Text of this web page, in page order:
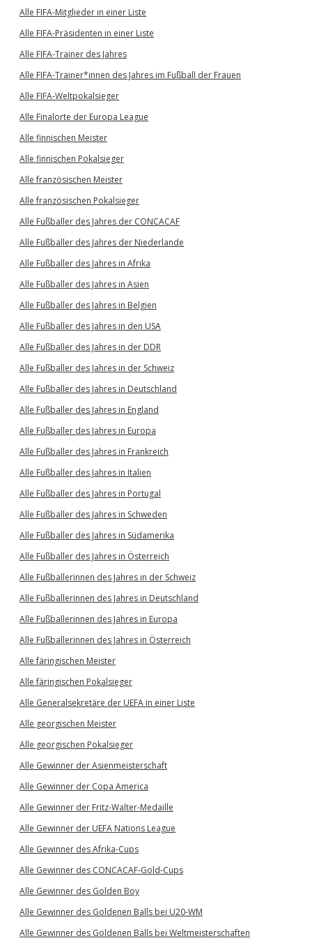
Alle FIFA-Mitglieder in einer Liste
Alle FIFA-Präsidenten in einer Liste
Alle FIFA-Trainer des Jahres
Alle FIFA-Trainer*innen des Jahres im Fußball der Frauen
Alle FIFA-Weltpokalsieger
Alle Finalorte der Europa League
Alle finnischen Meister
Alle finnischen Pokalsieger
Alle französischen Meister
Alle französischen Pokalsieger
Alle Fußballer des Jahres der CONCACAF
Alle Fußballer des Jahres der Niederlande
Alle Fußballer des Jahres in Afrika
Alle Fußballer des Jahres in Asien
Alle Fußballer des Jahres in Belgien
Alle Fußballer des Jahres in den USA
Alle Fußballer des Jahres in der DDR
Alle Fußballer des Jahres in der Schweiz
Alle Fußballer des Jahres in Deutschland
Alle Fußballer des Jahres in England
Alle Fußballer des Jahres in Europa
Alle Fußballer des Jahres in Frankreich
Alle Fußballer des Jahres in Italien
Alle Fußballer des Jahres in Portugal
Alle Fußballer des Jahres in Schweden
Alle Fußballer des Jahres in Südamerika
Alle Fußballer des Jahres in Österreich
Alle Fußballerinnen des Jahres in der Schweiz
Alle Fußballerinnen des Jahres in Deutschland
Alle Fußballerinnen des Jahres in Europa
Alle Fußballerinnen des Jahres in Österreich
Alle färingischen Meister
Alle färingischen Pokalsieger
Alle Generalsekretäre der UEFA in einer Liste
Alle georgischen Meister
Alle georgischen Pokalsieger
Alle Gewinner der Asienmeisterschaft
Alle Gewinner der Copa America
Alle Gewinner der Fritz-Walter-Medaille
Alle Gewinner der UEFA Nations League
Alle Gewinner des Afrika-Cups
Alle Gewinner des CONCACAF-Gold-Cups
Alle Gewinner des Golden Boy
Alle Gewinner des Goldenen Balls bei U20-WM
Alle Gewinner des Goldenen Balls bei Weltmeisterschaften